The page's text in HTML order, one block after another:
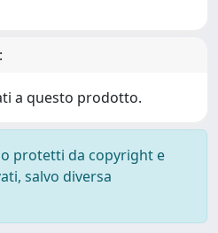
a questo prodotto.
protetti da copyright e
salvo diversa